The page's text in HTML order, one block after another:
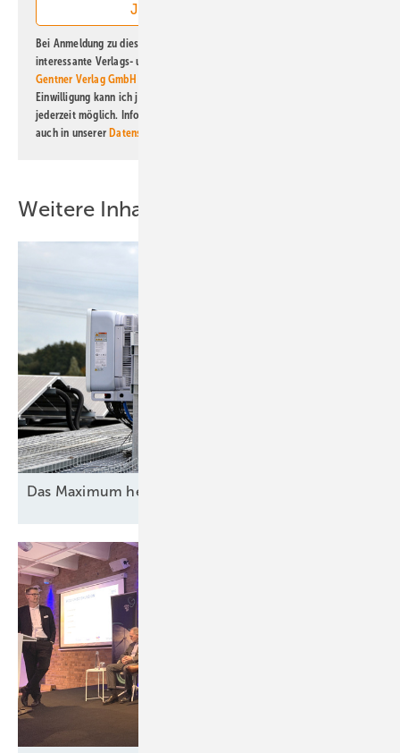
Bei Anmeldung zu diesem Newsletter bin ich damit einverstanden, über
interessante Verlags- und Online-Angebote
Gentner Verlag GmbH & Co. KG
Einwilligung kann ich jederzeit widerrufen und eine Abmeldung ist
jederzeit möglich. Informationen zum Umgang mit Daten finden Sie
auch in unserer Datenschutzerklärung
Weitere Inhalte
Das Maximum herausholen